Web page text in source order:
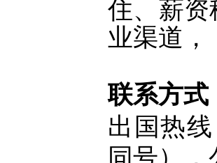
住、薪
业渠道，
联系方式
出国热
同号）